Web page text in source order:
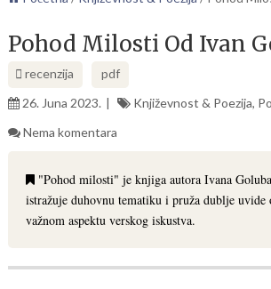
Pohod Milosti Od Ivan
recenzija
pdf
26. Juna 2023.
Književnost & Poezija,
Nema komentara
"Pohod milosti" je knjiga autora Ivana
istražuje duhovnu tematiku i pruža dublje
važnom aspektu verskog iskustva.